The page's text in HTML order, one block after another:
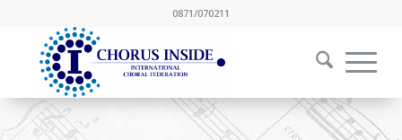
0871/070211